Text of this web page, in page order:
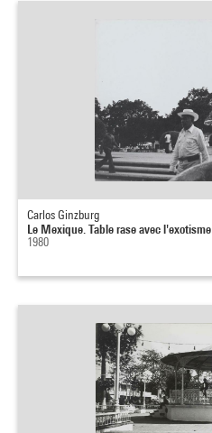
Carlos Ginzburg
Le Mexique. Table rase avec l'exotisme
1980